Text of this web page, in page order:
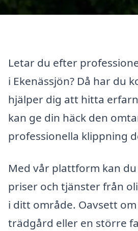
Letar du efter
i Ekenässjön? Då har du
hjälper dig att hitta
kan ge din häck den
professionella klippning
Med vår plattform kan
priser och tjänster från
i ditt område. Oavsett
trädgård eller en större